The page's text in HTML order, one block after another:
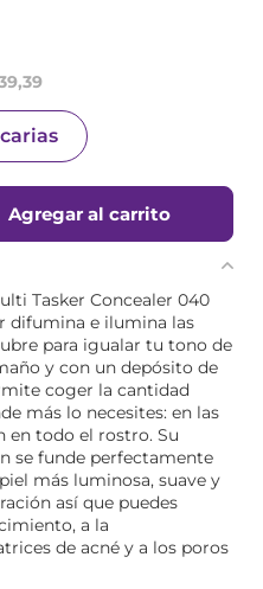
Agregar al carrito
Tasker Concealer 040
difumina e ilumina las
para igualar tu tono de
y con un depósito de
coger la cantidad
más lo necesites: en las
en todo el rostro. Su
se funde perfectamente
más luminosa, suave y
así que puedes
a la
de acné y a los poros